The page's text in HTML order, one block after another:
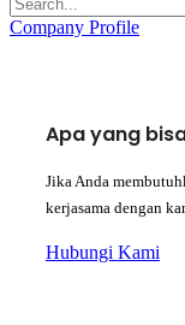
Company Profile
Apa yang
Jika Anda
kerjasama dengan
Hubungi Kami